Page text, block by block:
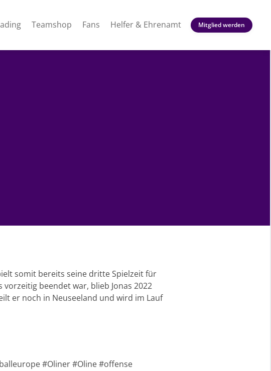
Teamshop Fans Helfer & Ehrenamt Mitglied werden
somit bereits seine dritte Spielzeit für
beendet war, blieb Jonas 2022
er noch in Neuseeland und wird im Lauf
#Oliner #Oline #offense